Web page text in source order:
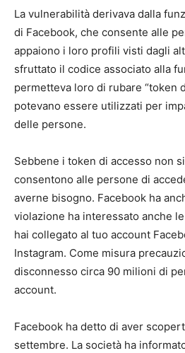
La vulnerabilità derivava dalla
di Facebook, che consente alle
appaiono i loro profili visti dagli
sfruttato il codice associato alla
permetteva loro di rubare “token
potevano essere utilizzati per
delle persone.
Sebbene i token di accesso non
consentono alle persone di
averne bisogno. Facebook ha
violazione ha interessato anche
hai collegato al tuo account
Instagram. Come misura
disconnesso circa 90 milioni di
account.
Facebook ha detto di aver
settembre. La società ha